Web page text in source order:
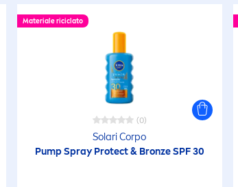
Materiale riciclato
(0)
Solari Corpo
Pump SprayProtect& BronzeSPF 30